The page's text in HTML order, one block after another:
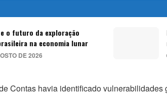
o futuro da exploração
na economia lunar
DE 2026
Contas havia identificado vulnerabilidades